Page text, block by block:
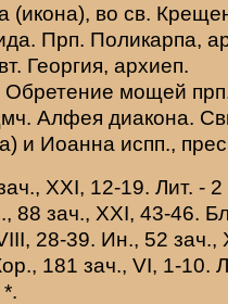
(икона), во св.
Прп. Поликарпа,
Георгия, архиеп.
Обретение мощей
Алфея диакона.
) и Иоанна испп.,
XXI, 12-19. Лит. - 2
88 зач., XXI, 43-46.
28-39. Ин., 52 зач.,
181 зач., VI, 1-10.
*.